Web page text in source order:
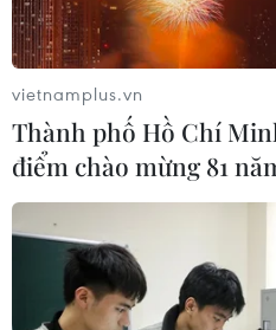
Diễn biến thời tiết trên cả
vietnamplus.vn
Thành phố Hồ Chí
điểm chào mừng 81